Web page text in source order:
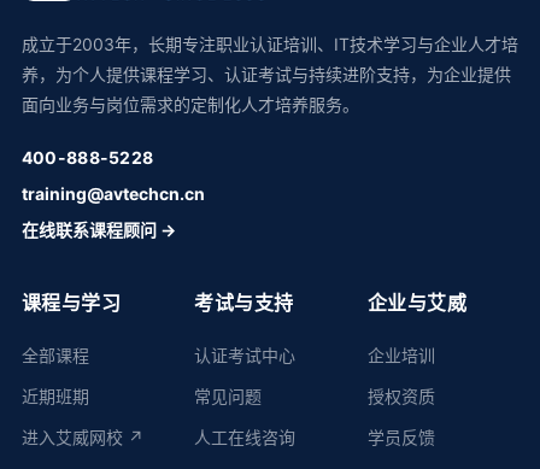
成立于2003年，长期专注职业认证培训、IT技术学习与企业人才培
养，为个人提供课程学习、认证考试与持续进阶支持，为企业提供
面向业务与岗位需求的定制化人才培养服务。
400-888-5228
training@avtechcn.cn
在线联系课程顾问 →
课程与学习
全部课程
近期班期
进入艾威网校 ↗
考试与支持
认证考试中心
常见问题
人工在线咨询
企业与艾威
企业培训
授权资质
学员反馈